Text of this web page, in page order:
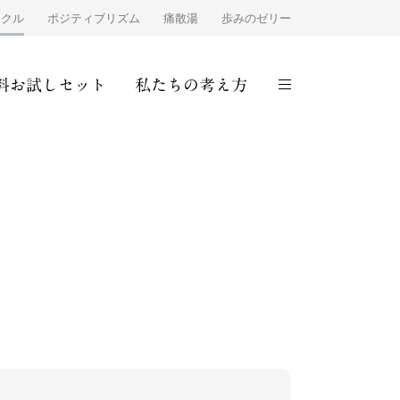
ル ポジティブリズム 痛散湯 歩みのゼリー
お試しセット 私たちの考え方